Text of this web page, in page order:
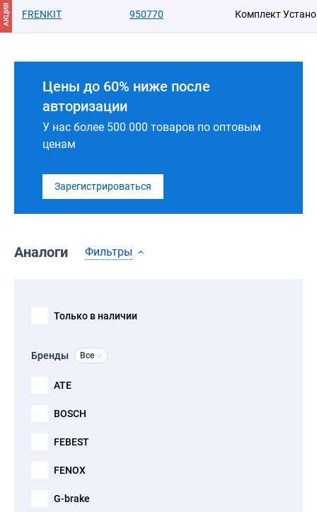
АКЦИЯ FRENKIT 950770 Комплект
Цены до 60% ниже после
авторизации
У нас более 500 000 товаров по оптовым
ценам
Зарегистрироваться
Аналоги Фильтры
Только в наличии
Бренды Все
ATE
BOSCH
FEBEST
FENOX
G-brake